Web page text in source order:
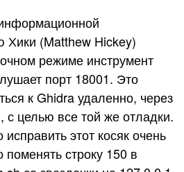
Хики (Matthew Hickey)
режиме инструмент
порт 18001. Это
к Ghidra удаленно, через
с целью все той же отладки.
этот косяк очень
строку 150 в